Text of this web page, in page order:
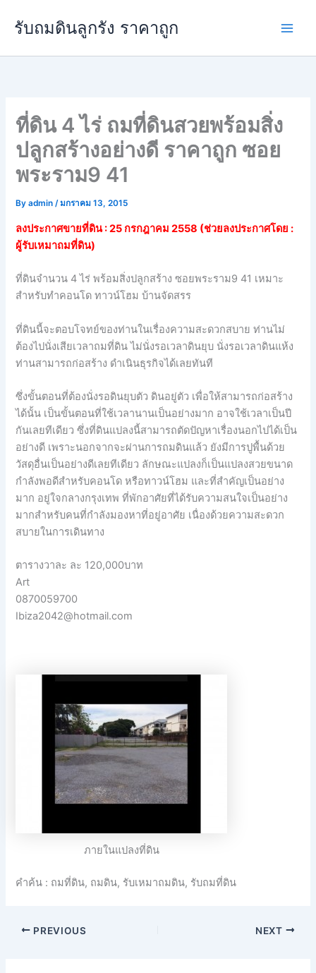
รับถมดินลูกรัง ราคาถูก
ที่ดิน 4 ไร่ ถมที่ดินสวยพร้อมสิ่ง
ปลูกสร้างอย่างดี ราคาถูก ซอย
พระราม9 41
Byadmin/มกราคม 13, 2015
ลงประกาศขายที่ดิน : 25 กรกฎาคม 2558 (ช่วยลงประกาศโดย :
ผู้รับเหมาถมที่ดิน)
ที่ดินจำนวน 4 ไร่ พร้อมสิ่งปลูกสร้าง ซอยพระราม9 41 เหมาะ
สำหรับทำคอนโด ทาวน์โฮม บ้านจัดสรร
ที่ดินนี้จะตอบโจทย์ของท่านในเรื่องความสะดวกสบาย ท่านไม่
ต้องไปนั่งเสียเวลาถมที่ดิน ไม่นั่งรอเวลาดินยุบ นั่งรอเวลาดินแห้ง
ท่านสามารถก่อสร้าง ดำเนินธุรกิจได้เลยทันที
ซึ่งขั้นตอนที่ต้องนั่งรอดินยุบตัว ดินอยู่ตัว เพื่อให้สามารถก่อสร้าง
ได้นั้น เป็นขั้นตอนที่ใช้เวลานานเป็นอย่างมาก อาจใช้เวลาเป็นปี
กันเลยทีเดียว ซึ่งที่ดินแปลงนี้สามารถตัดปัญหาเรื่องนอกไปได้เป็น
อย่างดี เพราะนอกจากจะผ่านการถมดินแล้ว ยังมีการปูพื้นด้วย
วัสดุอื่นเป็นอย่างดีเลยทีเดียว ลักษณะแปลงก็เป็นแปลงสวยขนาด
กำลังพอดีสำหรับคอนโด หรือทาวน์โฮม และที่สำคัญเป็นอย่าง
มาก อยู่ใจกลางกรุงเทพ ที่พักอาศัยที่ได้รับความสนใจเป็นอย่าง
มากสำหรับคนที่กำลังมองหาที่อยู่อาศัย เนื่องด้วยความสะดวก
สบายในการเดินทาง
ตารางวาละ ละ 120,000บาท
Art
0870059700
Ibiza2042@hotmail.com
ภายในแปลงที่ดิน
คำค้น : ถมที่ดิน, ถมดิน, รับเหมาถมดิน, รับถมที่ดิน
PREVIOUS NEXT